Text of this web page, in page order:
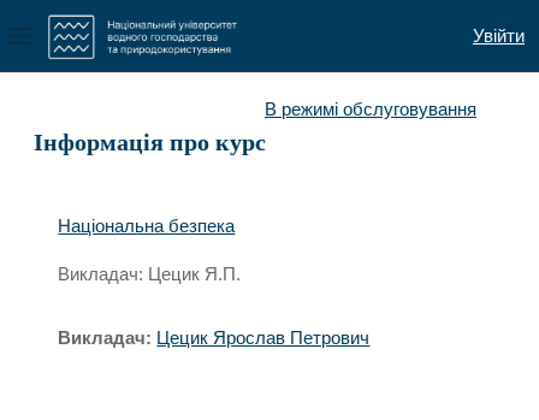
Бокова панель
Увійти
В режимі обслуговування
Інформація про курс
Національна безпека
Викладач: Цецик Я.П.
Викладач: Цецик Ярослав Петрович